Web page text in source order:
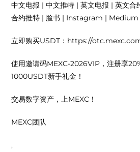
中文电报 | 中文推特 | 英文电报 | 英文合
合约推特 | 脸书 | Instagram |
立即购买USDT：https://
使用邀请码MEXC-2026VIP，注册享
1000USDT新手礼金！
交易数字资产，上MEXC！
MEXC团队
,